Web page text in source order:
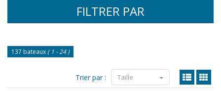
FILTRER PAR
137 bateaux ( 1 - 24 )
Trier par : Taille